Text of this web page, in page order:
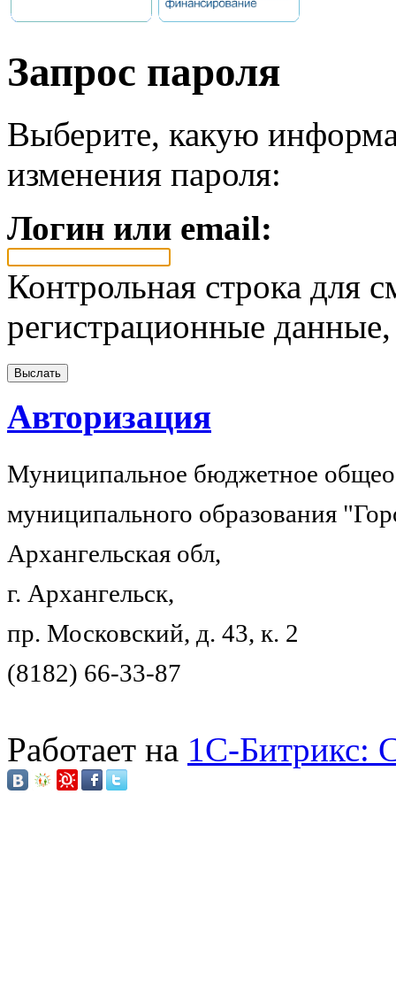
Запрос пароля
Выберите, какую
изменения пароля:
Логин или email:
Контрольная строка для
регистрационные
Авторизация
Муниципальное бюджетное
муниципального образования
Архангельская обл,
г. Архангельск,
пр. Московский, д. 43, к. 2
(8182) 66-33-87
Работает на 1C-Битрикс: